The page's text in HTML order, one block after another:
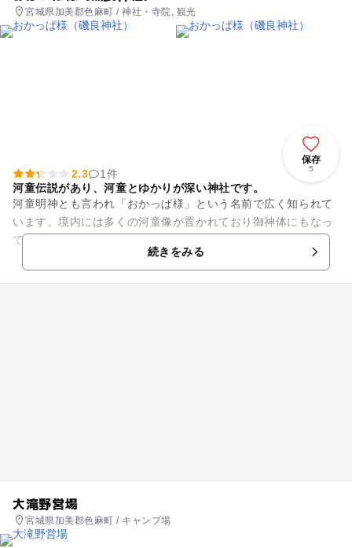
宮城県加美郡色麻町 / 神社・寺院, 観光
保存
5
2.3
1件
河童伝説があり、河童とゆかりが深い神社です。
河童明神とも言われ「おかっぱ様」という名前で広く知られて
います。境内には多くの河童像が置かれており御神体にもなっ
ていて、これだけの河童像がいるのは全国でも磯良神社だけと
言われています。夏に行われ...続きをみる
大滝野営場
宮城県加美郡色麻町 / キャンプ場